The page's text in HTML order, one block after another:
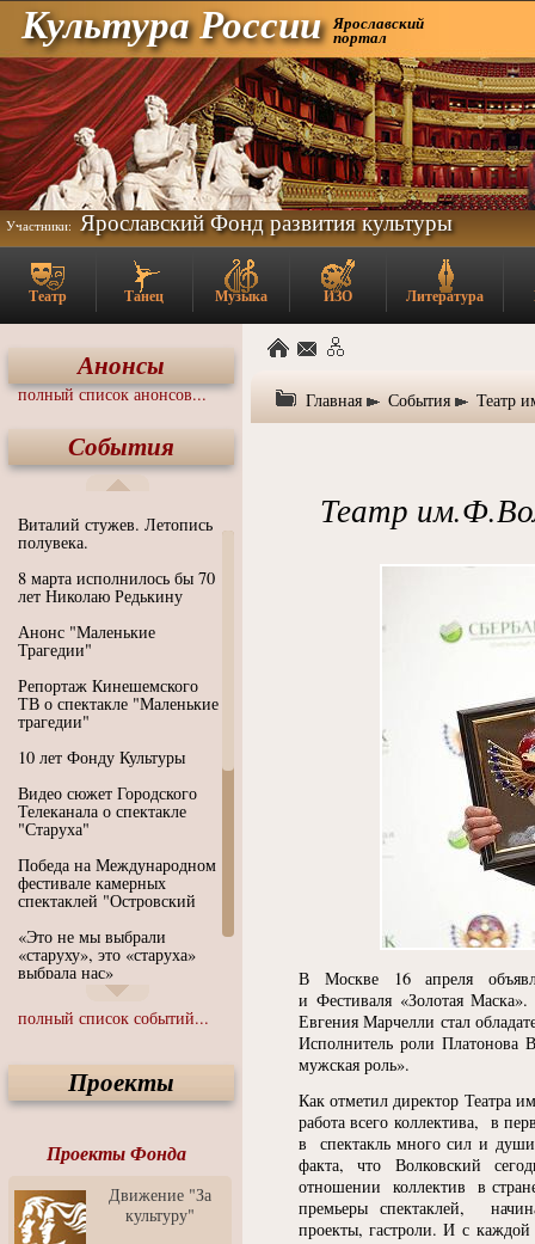
Культура России Ярославский
портал
Участники: Ярославский Фонд развития культуры
Театр Танец Музыка ИЗО Литература
Анонсы
полный список анонсов...
События
Виталий стужев. Летопись
полувека.
8 марта исполнилось бы 70
лет Николаю Редькину
Анонс "Маленькие
Трагедии"
Репортаж Кинешемского
ТВ о спектакле "Маленькие
трагедии"
10 лет Фонду Культуры
Видео сюжет Городского
Телеканала о спектакле
"Старуха"
Победа на Международном
фестивале камерных
спектаклей "Островский
«Это не мы выбрали
«старуху», это «старуха»
выбрала нас»
Иммерсивный спектакль
"Язык чистого полета
Спектакль "Крик" в Музее
Современного Искусства
современного искусства от
Медиа-школа "ФОКУС"
Моноспектакль
"Вертинский. Исповедь
полный список событий...
Проекты
Проекты Фонда
Движение "За
культуру"
Главная События Театр
Театр
В Москве 16 апреля
и Фестиваля «Золотая Маска».
Евгения Марчелли стал
Исполнитель роли Платонова
мужская роль».
Как отметил директор Театра
работа всего коллектива, в
в спектакль много сил и
факта, что Волковский
отношении коллектив в
премьеры спектаклей,
проекты, гастроли. И с каждой